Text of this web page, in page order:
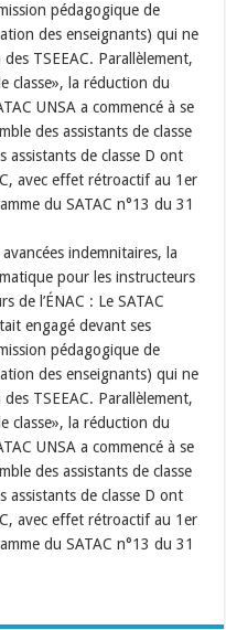
pédagogique de
des enseignants) qui ne
TSEEAC. Parallèlement,
classe», la réduction du
UNSA a commencé à se
des assistants de classe
assistants de classe D ont
avec effet rétroactif au 1er
du SATAC n°13 du 31
indemnitaires, la
pour les instructeurs
de l’ÉNAC : Le SATAC
engagé devant ses
pédagogique de
des enseignants) qui ne
TSEEAC. Parallèlement,
classe», la réduction du
UNSA a commencé à se
des assistants de classe
assistants de classe D ont
avec effet rétroactif au 1er
du SATAC n°13 du 31